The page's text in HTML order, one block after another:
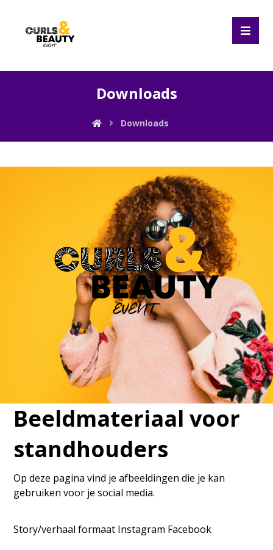
Downloads
Downloads
Beeldmateriaal voor
standhouders
Op deze pagina vind je afbeeldingen die je kan
gebruiken voor je social media.
Story/verhaal formaat Instagram Facebook